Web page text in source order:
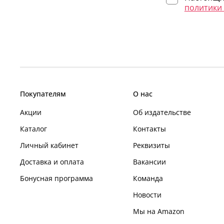
Покупателям
Акции
Каталог
Личный кабинет
Доставка и оплата
Бонусная программа
О нас
Об издательстве
Контакты
Реквизиты
Вакансии
Команда
Новости
Мы на Amazon